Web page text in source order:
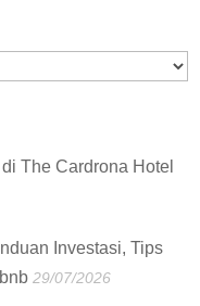
The Cardrona Hotel
Investasi, Tips
29/07/2026